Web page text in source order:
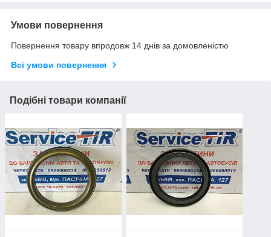
Умови повернення
Повернення товару впродовж 14 днів за домовленістю
Всі умови повернення
Подібні товари компанії